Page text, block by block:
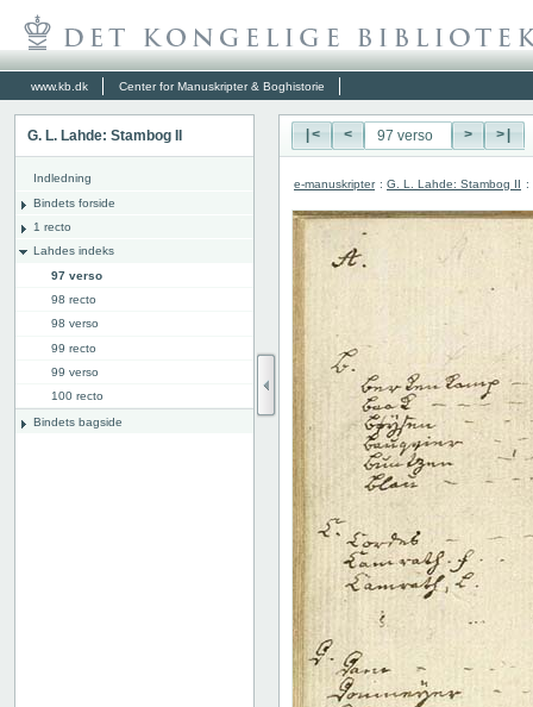
www.kb.dk Center for Manuskripter & Boghistorie
G. L. Lahde: Stambog II
Indledning
Bindets forside
1 recto
Lahdes indeks
97 verso
98 recto
98 verso
99 recto
99 verso
100 recto
Bindets bagside
|< < > >|
e-manuskripter : G. L. Lahde: Stambog II :